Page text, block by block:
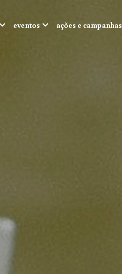
eventos ações e campanhas